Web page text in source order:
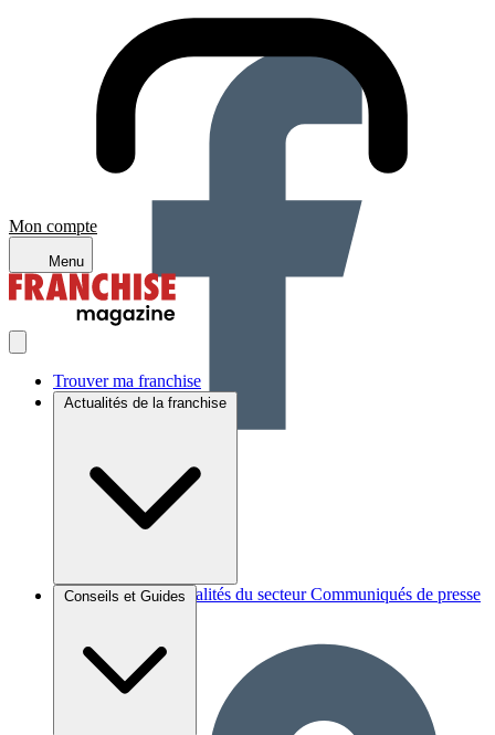
Mon compte
Menu
Trouver ma franchise
Actualités de la franchise
Brèves et actus Actualités du secteur Communiqués de presse
Conseils et Guides